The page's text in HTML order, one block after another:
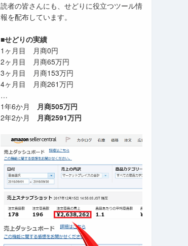
読者の皆さんにも、せどりに役立つツール情
報を配布しています。
■せどりの実績
1ヶ月目 月商0円
2ヶ月目 月商65万円
3ヶ月目 月商153万円
4ヶ月目 月商261万円
…
1年6か月 月商505万円
2年2か月 月商2591万円